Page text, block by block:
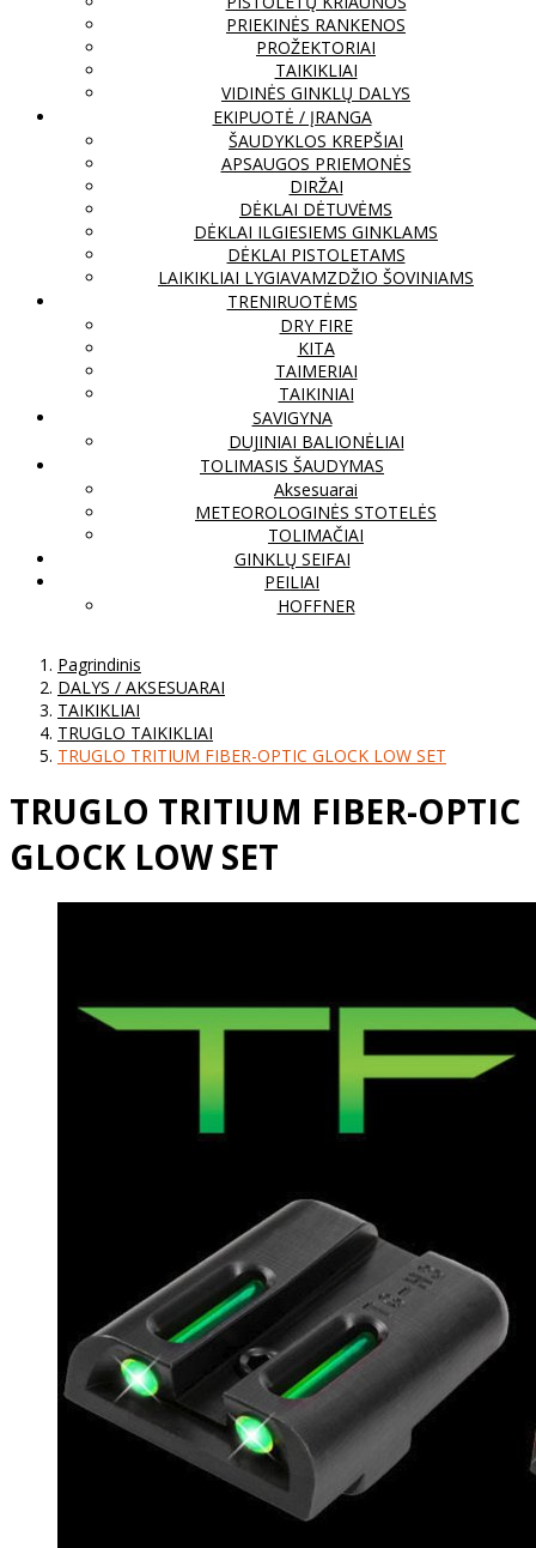
PRIEKINĖS RANKENOS
PROŽEKTORIAI
TAIKIKLIAI
VIDINĖS GINKLŲ DALYS
EKIPUOTĖ / ĮRANGA
ŠAUDYKLOS KREPŠIAI
APSAUGOS PRIEMONĖS
DIRŽAI
DĖKLAI DĖTUVĖMS
DĖKLAI ILGIESIEMS GINKLAMS
DĖKLAI PISTOLETAMS
LAIKIKLIAI LYGIAVAMZDŽIO ŠOVINIAMS
TRENIRUOTĖMS
DRY FIRE
KITA
TAIMERIAI
TAIKINIAI
SAVIGYNA
DUJINIAI BALIONĖLIAI
TOLIMASIS ŠAUDYMAS
Aksesuarai
METEOROLOGINĖS STOTELĖS
TOLIMAČIAI
GINKLŲ SEIFAI
PEILIAI
HOFFNER
Pagrindinis
DALYS / AKSESUARAI
TAIKIKLIAI
TRUGLO TAIKIKLIAI
TRUGLO TRITIUM FIBER-OPTIC GLOCK LOW SET
TRUGLO TRITIUM FIBER-OPTIC
GLOCK LOW SET